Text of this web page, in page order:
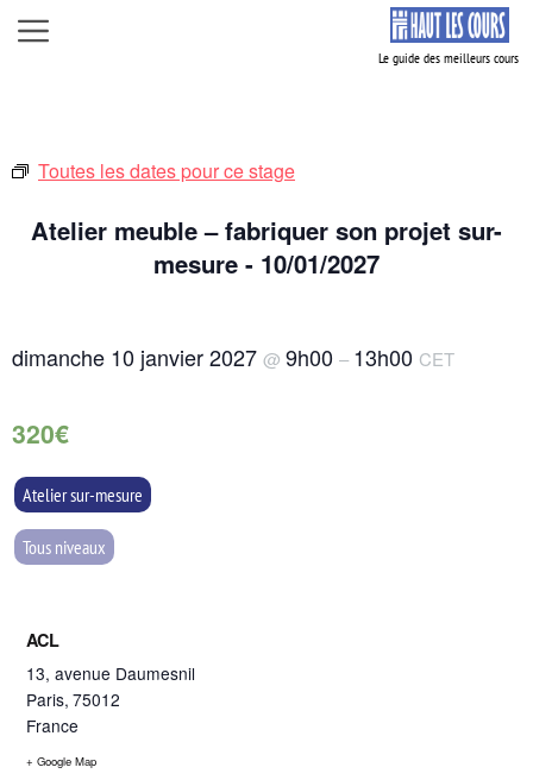
Aller
au
Menu
Toutes les dates pour ce stage
Atelier meuble – fabriquer son projet sur-
mesure - 10/01/2027
dimanche 10 janvier 2027 @ 9h00 – 13h00 CET
320€
Atelier sur-mesure
Tous niveaux
ACL
13, avenue Daumesnil
Paris, 75012
France
+ Google Map